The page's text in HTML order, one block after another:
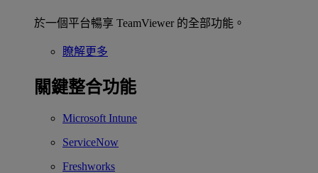
於一個平台暢享 TeamViewer 的全部功能。
瞭解更多
關鍵整合功能
Microsoft Intune
ServiceNow
Freshworks